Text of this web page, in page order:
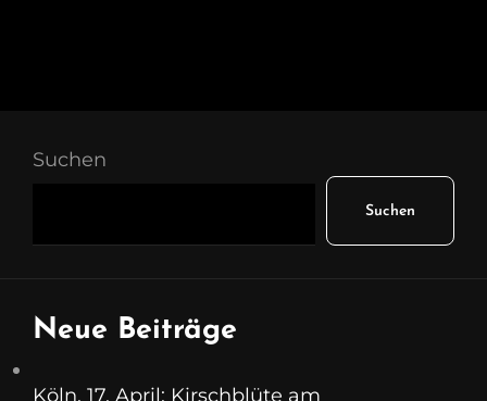
Suchen
Suchen
Neue Beiträge
Köln, 17. April: Kirschblüte am